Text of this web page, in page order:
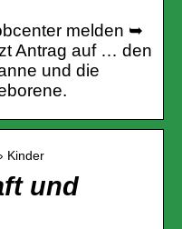
melden ➥
Antrag auf … den
und die
Kinder
und